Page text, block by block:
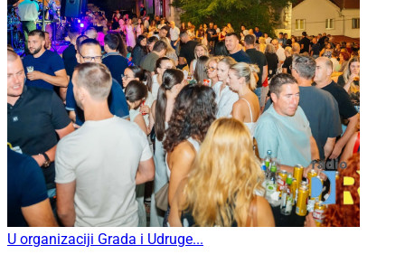
U organizaciji Grada i Udruge...